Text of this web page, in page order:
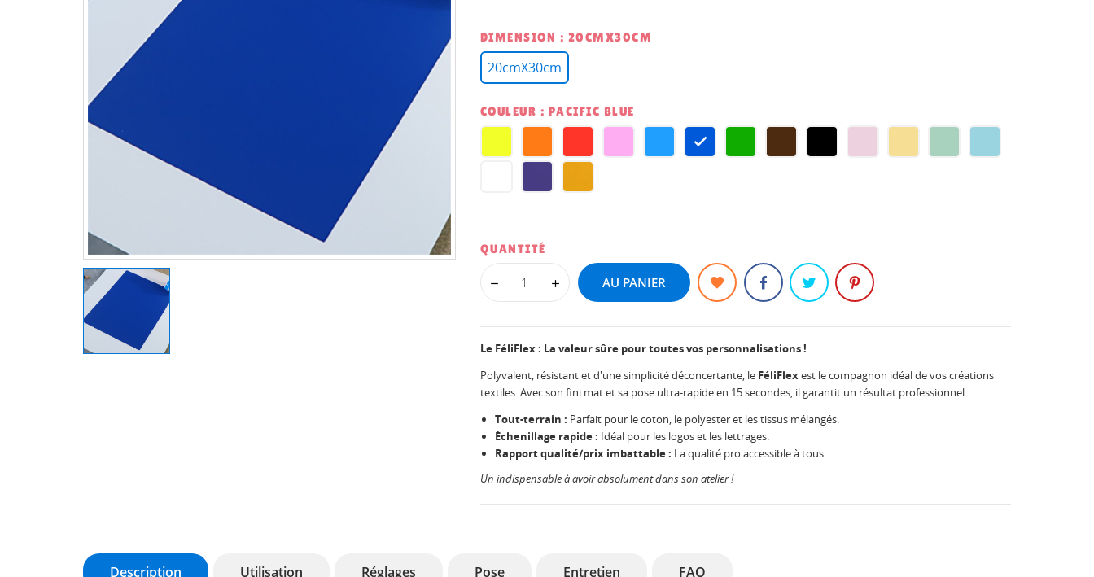
DIMENSION : 20CMX30CM
20cmX30cm
COULEUR : PACIFIC BLUE
LEMON
YELLOW
ORANGEPASSION
RED
BABY ATOLLPACIFICGREENCHOCOLATE
BLACKSOFT SOFT SOFT SOFT
WHITEVERY MUSTARD
QUANTITÉ
AU PANIER
Le FéliFlex : La valeur sûre pour toutes vos personnalisations !
Polyvalent, résistant et d'une simplicité déconcertante, le FéliFlexest le compagnon idéal de vos créations
textiles. Avec son fini mat et sa pose ultra-rapide en 15 secondes, il garantit un résultat professionnel.
Tout-terrain : Parfait pour le coton, le polyester et les tissus mélangés.
Échenillage rapide : Idéal pour les logos et les lettrages.
Rapport qualité/prix imbattable : La qualité pro accessible à tous.
Un indispensable à avoir absolument dans son atelier !
Description Utilisation Réglages Pose Entretien FAQ